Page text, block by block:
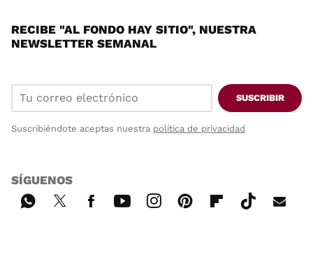
RECIBE "AL FONDO HAY SITIO", NUESTRA
NEWSLETTER SEMANAL
SUSCRIBIR
Suscribiéndote aceptas nuestra política de privacidad
SÍGUENOS